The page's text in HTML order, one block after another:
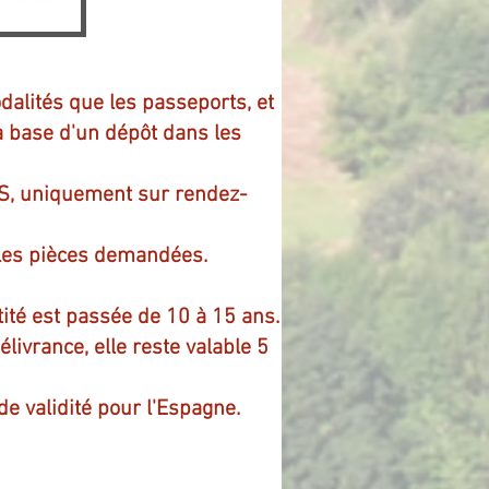
que les passeports, et
d'un dépôt dans les
uniquement sur rendez-
pièces demandées.
est passée de 10 à 15 ans.
elle reste valable 5
validité pour l'Espagne.